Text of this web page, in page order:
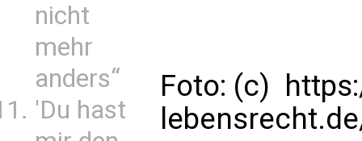
nicht
mehr
anders“
'Du hast
Foto: (c)